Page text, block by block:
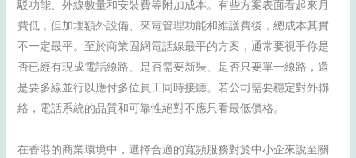
駁功能、外線數量和安裝費等附加成本。有些方案表面看起來月
費低，但加埋額外設備、來電管理功能和維護費後，總成本其實
不一定最平。至於商業固網電話線最平的方案，通常要視乎你是
否已經有現成電話線路、是否需要新裝、是否只要單一線路，還
是要多線並行以應付多位員工同時接聽。若公司需要穩定對外聯
絡，電話系統的品質和可靠性絕對不應只看最低價格。
在香港的商業環境中，選擇合適的寬頻服務對於中小企來說至關